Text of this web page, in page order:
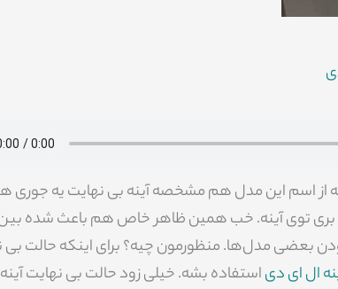
از اسم این مدل هم مشخصه آینه بی نهایت یه
بری توی آینه. خب همین ظاهر خاص هم باعث شده
بعضی مدل‌ها. منظورمون چیه؟ برای اینکه حالت بی
ال ای دیاستفاده بشه. خیلی زود حالت بی نهایت آینه